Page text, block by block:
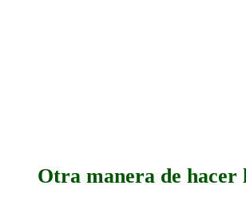
Otra manera de hacer